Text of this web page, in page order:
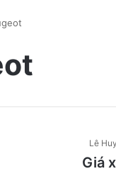
Lê
Giá